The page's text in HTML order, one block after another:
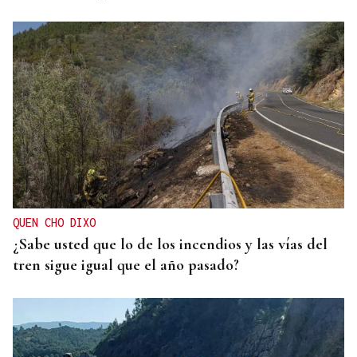
QUEN CHO DIXO
¿Sabe usted que lo de los incendios y las vías del
tren sigue igual que el año pasado?